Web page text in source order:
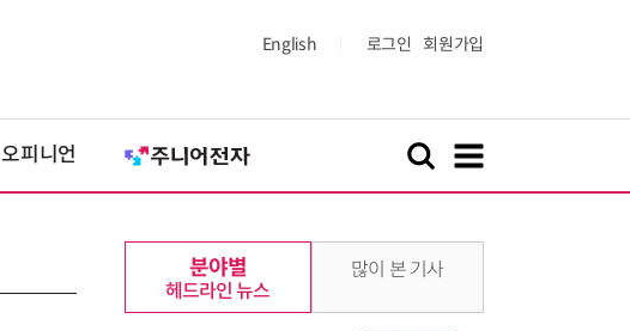
English 로그인 회원가입
오피니언
분야별
헤드라인 뉴스
많이 본 기사